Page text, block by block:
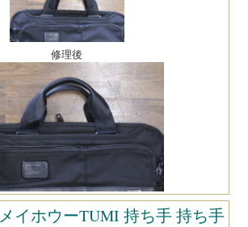
修理後
イホウーTUMI 持ち手 持ち手